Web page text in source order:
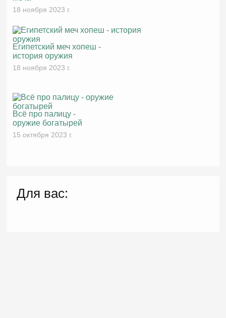
18 ноября 2023 г.
Египетский меч хопеш -
история оружия
18 ноября 2023 г.
Всё про палицу -
оружие богатырей
15 октября 2023 г.
Для вас: